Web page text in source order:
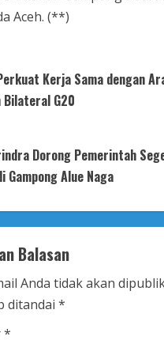
Aceh. (**)
Kerja Sama dengan
Bilateral G20
Dorong Pemerintah
Gampong Alue Naga
Balasan
Anda tidak akan
ditandai *
*